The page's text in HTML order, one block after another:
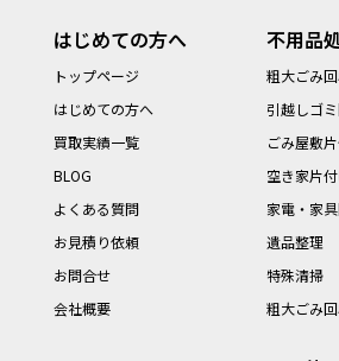
はじめての方へ
トップページ
はじめての方へ
買取実績一覧
BLOG
よくある質問
お見積り依頼
お問合せ
会社概要
不用品
粗大ごみ
引越しゴ
ごみ屋敷
空き家片
家電・家
遺品整理
特殊清掃
粗大ごみ